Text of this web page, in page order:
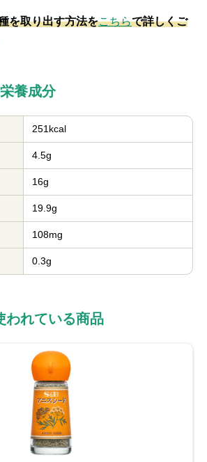
を取り出す方法をこちらで詳しくご
養成分
251kcal
4.5g
16g
19.9g
108mg
0.3g
われている商品